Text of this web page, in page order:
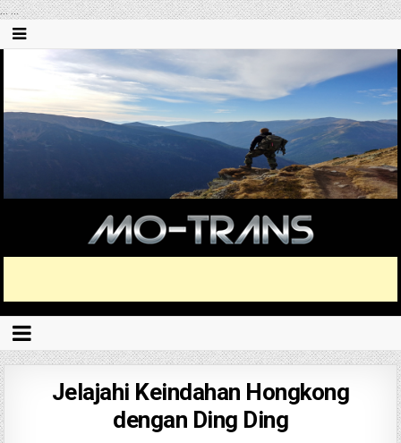
......
Jelajahi Keindahan Hongkong
dengan Ding Ding